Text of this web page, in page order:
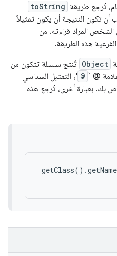
تُرجع طريقة toString
أن تكون النتيجة أن يكون تمثيلاً
الشخص المراد قراءته. من
هذه الطريقة.
Object تُنتج سلسلة تتكون من
@ `
@ '، التمثيل السداسي
بك. بعبارة أخرى، تُرجع هذه